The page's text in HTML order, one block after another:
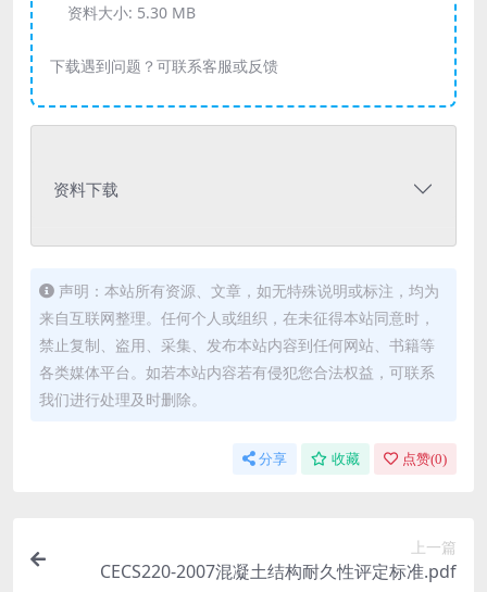
资料大小: 5.30 MB
下载遇到问题？可联系客服或反馈
资料下载
声明：本站所有资源、文章，如无特殊说明或标注，均为
来自互联网整理。任何个人或组织，在未征得本站同意时，
禁止复制、盗用、采集、发布本站内容到任何网站、书籍等
各类媒体平台。如若本站内容若有侵犯您合法权益，可联系
我们进行处理及时删除。
分享 收藏 点赞(0)
上一篇
CECS220-2007混凝土结构耐久性评定标准.pdf